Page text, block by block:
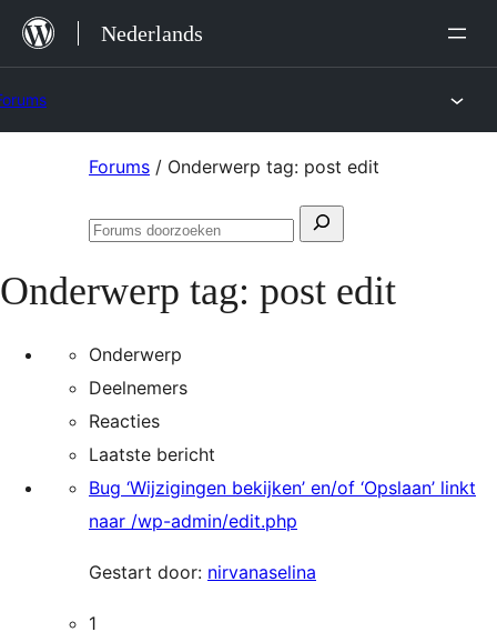
naar
Nederlands
Forums / Onderwerp tag: post edit
Zoeken
Forums
Onderwerp tag: post edit
Onderwerp
Deelnemers
Reacties
Laatste bericht
Bug ‘Wijzigingen bekijken’ en/of ‘Opslaan’ linkt
naar /wp-admin/edit.php
Gestart door: nirvanaselina
1